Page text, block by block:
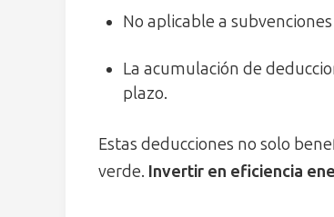
No aplicable a
La acumulación de
plazo.
Estas deducciones no solo
verde. Invertir en eficiencia